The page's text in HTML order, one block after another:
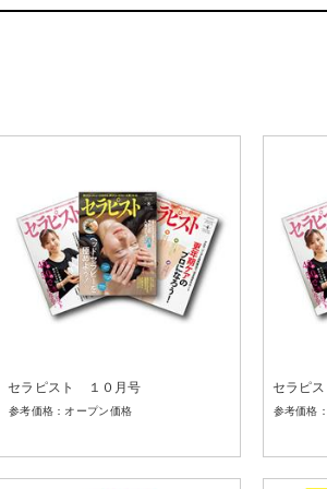
セラピスト １０月号
オープン価格
セラピ